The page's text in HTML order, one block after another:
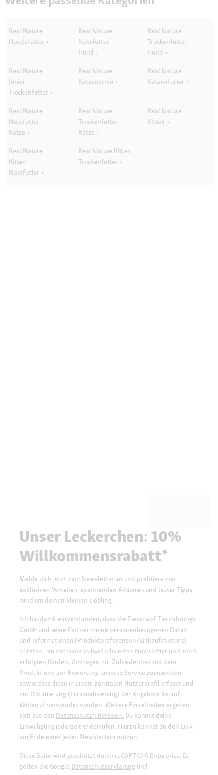
Real Nature
Hundefutter
Real Nature
Nassfutter
Hund
Real Nature
Trockenfutter
Hund
Real Nature
Junior
Trockenfutter
Real Nature
Katzenstreu
Real Nature
Katzenfutter
Real Nature
Nassfutter
Katze
Real Nature
Trockenfutter
Katze
Real Nature
Kitten
Real Nature
Kitten
Nassfutter
Real Nature Kitten
Trockenfutter
Unser Leckerchen: 10%
Willkommensrabatt*
Melde dich jetzt zum Newsletter an und profitiere von
exklusiven Vorteilen, spannenden Aktionen und lauter Tipps
rund um deinen kleinen Liebling.
Ich bin damit einverstanden, dass die Fressnapf Tiernahrungs
GmbH und seine Partner meine personenbezogenen Daten
und Informationen (Produktpräferenzen/Einkaufshistorie)
nutzten, um mir einen individualisierten Newsletter und, nach
erfolgten Käufen, Umfragen zur Zufriedenheit mit dem
Produkt und zur Bewertung unseres Service zuzusenden
sowie dass diese in einem zentralen Nutzerprofil erfasst und
zur Optimierung (Personalisierung) der Angebote bis auf
Widerruf verwendet werden. Weitere Einzelheiten ergeben
sich aus den Datenschutzhinweisen. Du kannst deine
Einwilligung jederzeit widerrufen. Hierzu kannst du den Link
am Ende eines jeden Newsletters nutzen.
Diese Seite wird geschützt durch reCAPTCHA Enterprise. Es
gelten die Google Datenschutzerklärung und